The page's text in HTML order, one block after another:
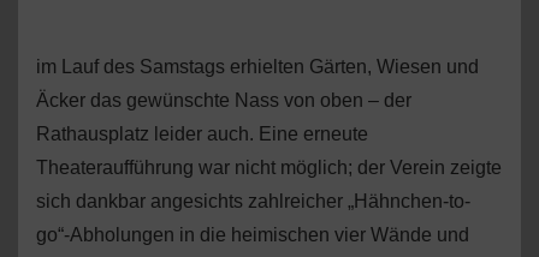
im Lauf des Samstags erhielten Gärten, Wiesen und
Äcker das gewünschte Nass von oben – der
Rathausplatz leider auch. Eine erneute
Theateraufführung war nicht möglich; der Verein zeigte
sich dankbar angesichts zahlreicher „Hähnchen-to-
go“-Abholungen in die heimischen vier Wände und